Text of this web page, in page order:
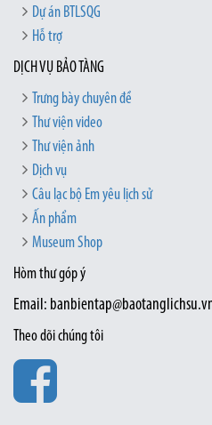
Dự án BTLSQG
Hỗ trợ
DỊCH VỤ BẢO TÀNG
Trưng bày chuyên đề
Thư viện video
Thư viện ảnh
Dịch vụ
Câu lạc bộ Em yêu lịch sử
Ấn phẩm
Museum Shop
Hòm thư góp ý
Email:
Theo dõi chúng tôi